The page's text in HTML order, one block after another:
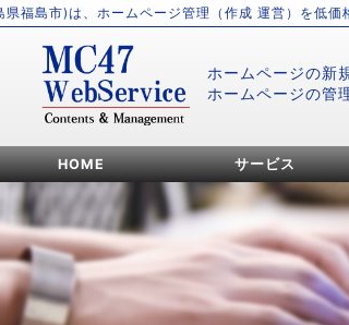
福島市)は、ホームページ管理（作成 運営）を低価
ホームページの新
ホームページの管
HOME サービス